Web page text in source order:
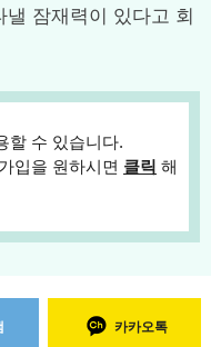
잠재력이 있다고 회
할 수 있습니다.
입을 원하시면 클릭 해
카카오톡